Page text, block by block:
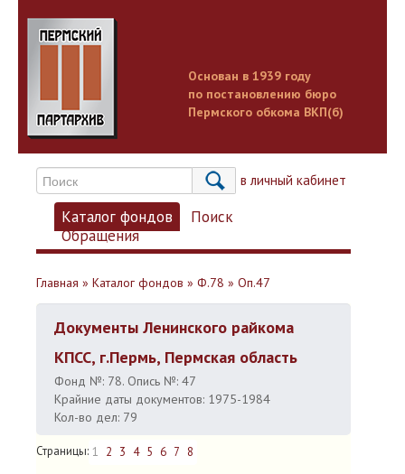
Основан в 1939 году
по постановлению бюро
Пермского обкома ВКП(б)
Вход в личный кабинет
Каталог фондов
Поиск
Обращения
Главная » Каталог фондов » Ф.78 » Оп.47
Документы Ленинского райкома
КПСС, г.Пермь, Пермская область
Фонд №: 78. Опись №: 47
Крайние даты документов: 1975-1984
Кол-во дел: 79
Страницы: 1 2 3 4 5 6 7 8